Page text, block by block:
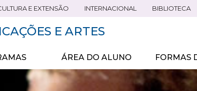
E EXTENSÃO INTERNACIONAL BIBLIOTECA
E ARTES
ÁREA DO ALUNO FORMAS